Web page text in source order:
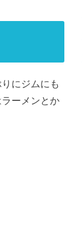
にジムにも
ーメンとか